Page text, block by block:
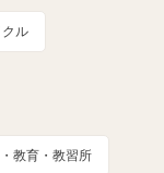
クル
教育・教習所